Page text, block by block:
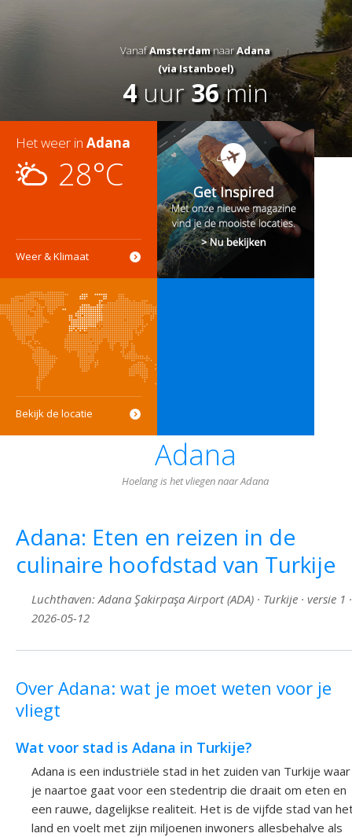
VanafAmsterdamnaarAdana
(via Istanboel)
4uur36min
Het weer in Adana
28°C
Weer & Klimaat
Bekijk de locatie
Adana
Hoelang is het vliegen naar Adana
Adana: Eten en reizen in de
culinaire hoofdstad van Turkije
Luchthaven: Adana Şakirpaşa Airport (ADA) · Turkije · versie 1 ·
2026-05-12
Over Adana: wat je moet weten voor je
vliegt
Wat voor stad is Adana in Turkije?
Adana is een industriële stad in het zuiden van Turkije waar
je naartoe gaat voor een stedentrip die draait om eten en
een rauwe, dagelijkse realiteit. Het is de vijfde stad van
land en voelt met zijn miljoenen inwoners allesbehalve als